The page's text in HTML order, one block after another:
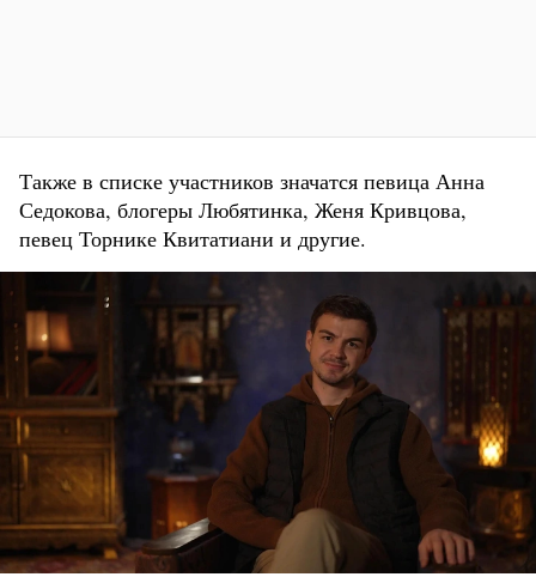
Также в списке участников значатся певица Анна
Седокова, блогеры Любятинка, Женя Кривцова,
певец Торнике Квитатиани и другие.